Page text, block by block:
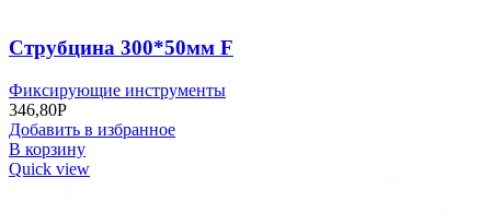
Струбцина 300*50мм F
Фиксирующие инструменты
346,80Р
Добавить в избранное
В корзину
Quick view